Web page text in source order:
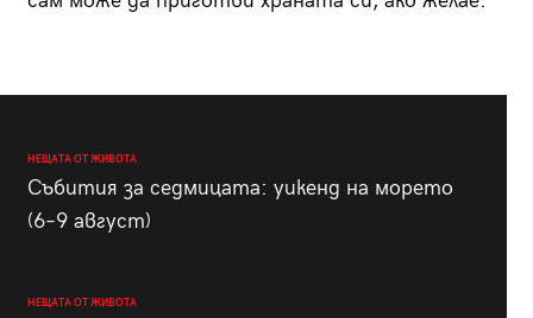
НЕЩАТА ОТ ЖИВОТА
Събития за седмицата: уикенд на морето
(6–9 август)
НЕЩАТА ОТ ЖИВОТА